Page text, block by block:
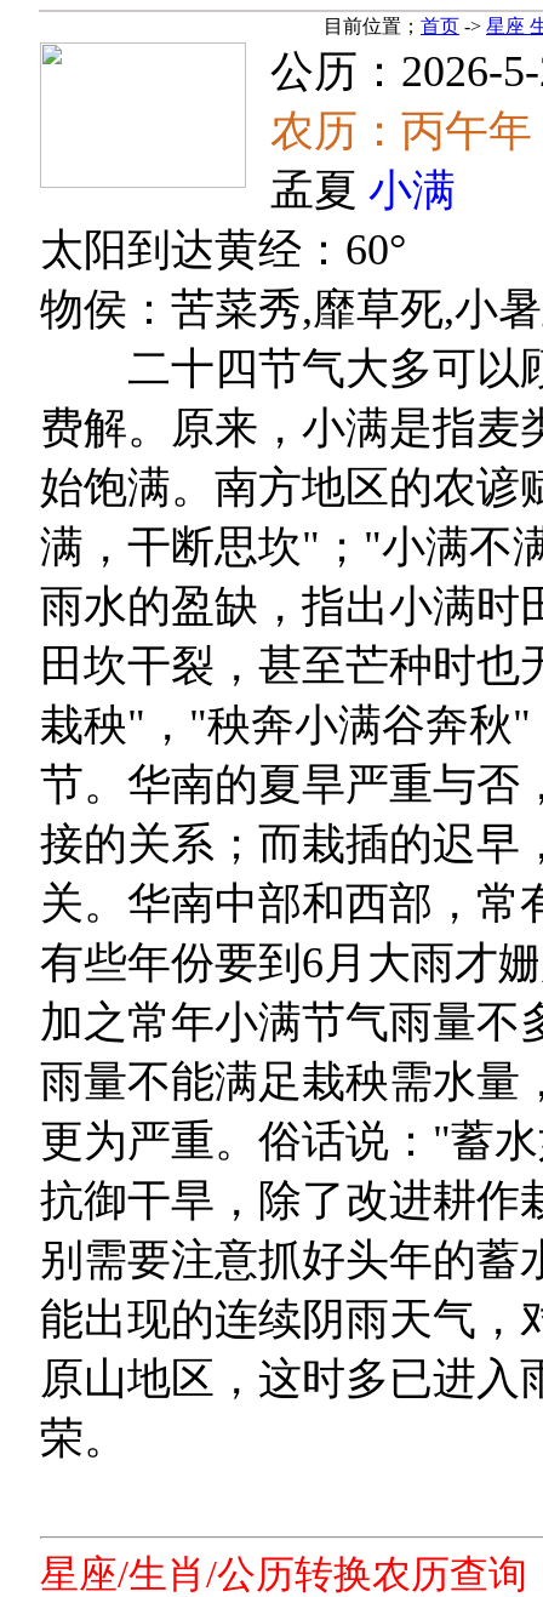
目前位置； 首页 -> 星座
公历：2026-
农历：丙午
孟夏 小满
太阳到达黄经：60°
物侯：苦菜秀,靡草死,小
二十四节气大多可以
费解。原来，小满是指麦
始饱满。南方地区的农谚
满，干断思坎"；"小满不
雨水的盈缺，指出小满时
田坎干裂，甚至芒种时
栽秧"，"秧奔小满谷奔秋
节。华南的夏旱严重与否
接的关系；而栽插的迟早
关。华南中部和西部，常
有些年份要到6月大雨才
加之常年小满节气雨量不
雨量不能满足栽秧需水量
更为严重。俗话说："蓄
抗御干旱，除了改进耕作
别需要注意抓好头年的蓄
能出现的连续阴雨天气，
原山地区，这时多已进入
荣。
星座/生肖/公历转换农历查询